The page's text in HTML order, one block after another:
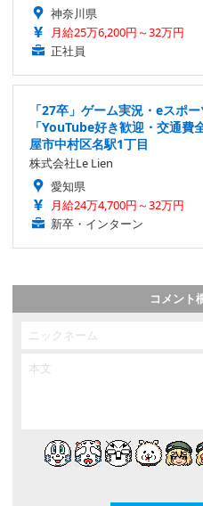
神奈川県
月給25万6,200円～32万円
正社員
「27卒」ゲーム実況・eスポ
「YouTube好き歓迎・交通
屋市中村区名駅1丁目
株式会社Le Lien
愛知県
月給24万4,700円～32万円
新卒・インターン
コメント